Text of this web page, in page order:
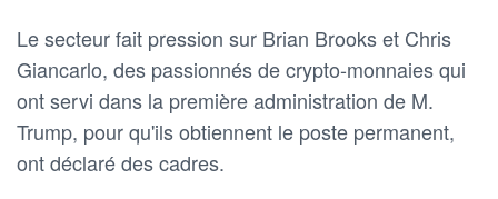
Le secteur fait pression sur Brian Brooks et Chris
Giancarlo, des passionnés de crypto-monnaies qui
ont servi dans la première administration de M.
Trump, pour qu'ils obtiennent le poste permanent,
ont déclaré des cadres.